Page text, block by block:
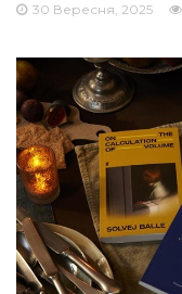
30 Вересня, 2025